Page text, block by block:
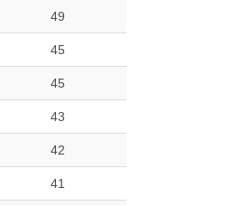
49
45
45
43
42
41